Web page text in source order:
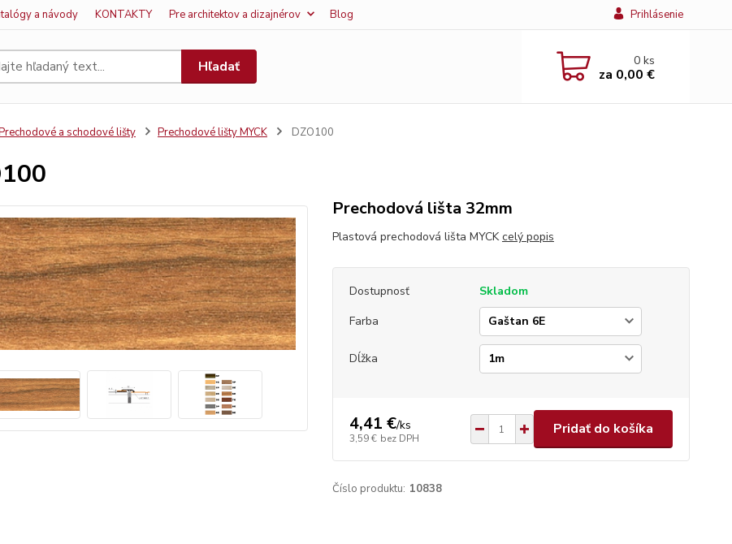
a návody KONTAKTY Pre architektov a dizajnérov Blog Prihlásenie
Hľadať 0ks
za 0,00 €
a schodové lišty Prechodové lišty MYCK DZO100
Prechodová lišta 32mm
Plastová prechodová lišta MYCKcelý popis
Dostupnosť
Skladom
Farba
Dĺžka
4,41 €/ks
3,59 € bez DPH
Pridať do košíka
Číslo produktu: 10838